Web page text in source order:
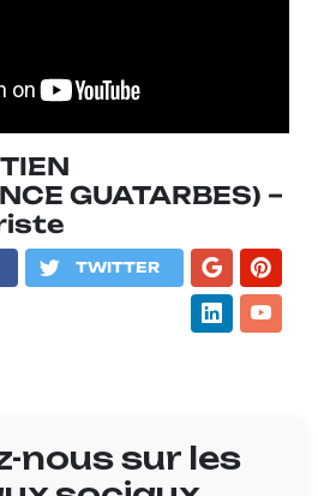
GUATARBES) –
TWITTER
nous sur les